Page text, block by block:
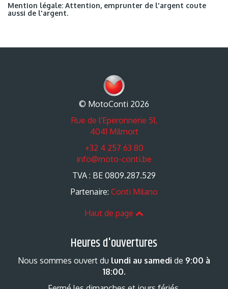
Mention légale: Attention, emprunter de l'argent coute
aussi de l'argent.
© MotoConti 2026
Rue de l'Eperonnerie 51,
4041 Milmort
+32 4 257 63 80
info@moto-conti.be
TVA : BE 0809.287.529
Partenaire: Conti Milano
Haut de page
Heures d'ouvertures
Nous sommes ouvert du lundi au samedi de 9:00 à
18:00.